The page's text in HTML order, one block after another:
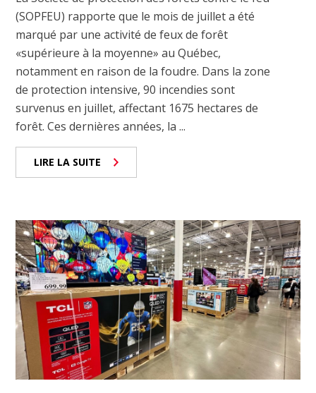
(SOPFEU) rapporte que le mois de juillet a été
marqué par une activité de feux de forêt
«supérieure à la moyenne» au Québec,
notamment en raison de la foudre. Dans la zone
de protection intensive, 90 incendies sont
survenus en juillet, affectant 1675 hectares de
forêt. Ces dernières années, la ...
LIRE LA SUITE